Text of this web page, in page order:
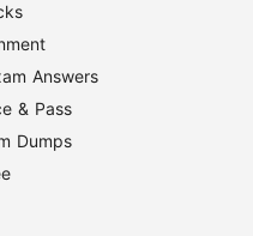
Answers
& Pass
Dumps